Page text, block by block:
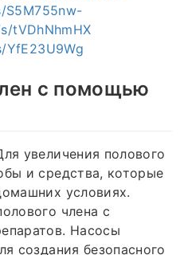
S5M755nw-
tVDhNhmHX
с помощью
увеличения полового
и средства, которые
условиях.
члена с
Насосы
создания безопасного